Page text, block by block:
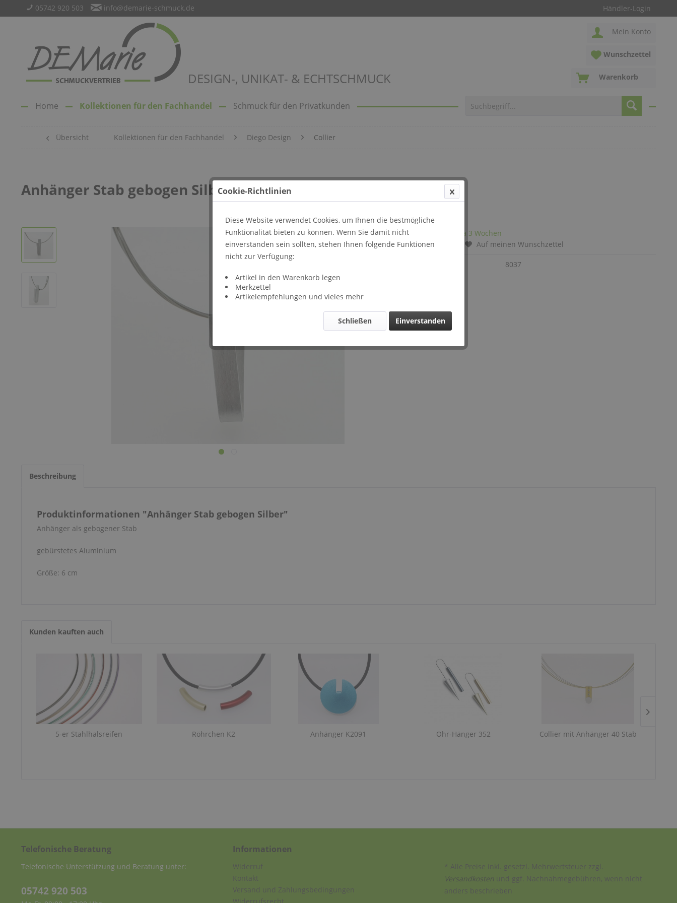
Händler-Login
05742 920 503 info@demarie-schmuck.de
DESIGN-, UNIKAT- & ECHTSCHMUCK
Mein Konto
Wunschzettel
Warenkorb
Home Kollektionen für den Fachhandel Schmuck für den Privatkunden
Übersicht Kollektionen für den Fachhandel Diego Design Collier
Anhänger Stab gebogen Silber
Lieferzeit: ca 3 Wochen
Vergleichen
Auf meinen Wunschzettel
8037
Beschreibung
Produktinformationen "Anhänger Stab gebogen Silber"
Anhänger als gebogener Stab
gebürstetes Aluminium
Größe: 6 cm
Kunden kauften auch
5-er Stahlhalsreifen Röhrchen K2 Anhänger K2091 Ohr-Hänger 352 Collier mit Anhänger 40 Stab
Telefonische Beratung
Telefonische Unterstützung und Beratung unter:
05742 920 503
Informationen
Widerruf
Kontakt
Versand und Zahlungsbedingungen
* Alle Preise inkl. gesetzl. Mehrwertsteuer zzgl.
Versandkosten und ggf. Nachnahmegebühren, wenn nicht
anders beschrieben
Cookie-Richtlinien
Diese Website verwendet Cookies, um Ihnen die bestmögliche
Funktionalität bieten zu können. Wenn Sie damit nicht
einverstanden sein sollten, stehen Ihnen folgende Funktionen
nicht zur Verfügung:
Artikel in den Warenkorb legen
Merkzettel
Artikelempfehlungen und vieles mehr
Einverstanden
Schließen